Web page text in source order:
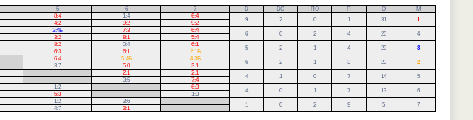
5 6 7 В ВО ПО П О
М
8:4 1:4 6:4
9 2 0 1 31 1
4:2 9:2
9:2
3:4Б 7:3 6:4
6 0 2 4 20 4
3:2 8:1
5:4
8:2 0:4 6:1
5 2 1 4 20 3
6:3 6:1
2:1Б
6:4 5:4Б 4:3Б
6 2 1 3 23 2
3:7 5:0
3:1
2:1 2:1
4 1 0 7 14 5
3:5
7:4
1:2 6:3
4 0 1 7 13 6
5:3
1:3
1:2 3:6
1 0 2 9 5 7
4:7 3:1